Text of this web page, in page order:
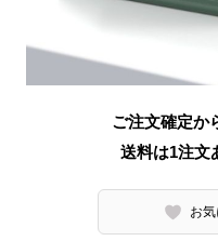
ご注文確定か
送料は1注文
お